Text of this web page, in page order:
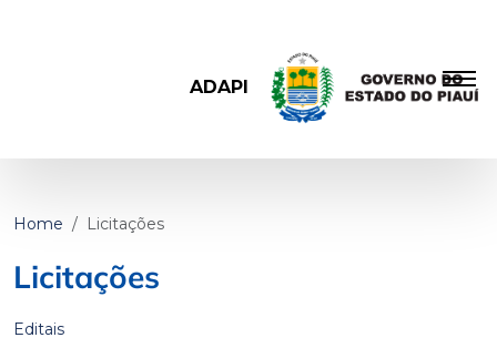
ADAPI
Home Licitações
Licitações
Editais